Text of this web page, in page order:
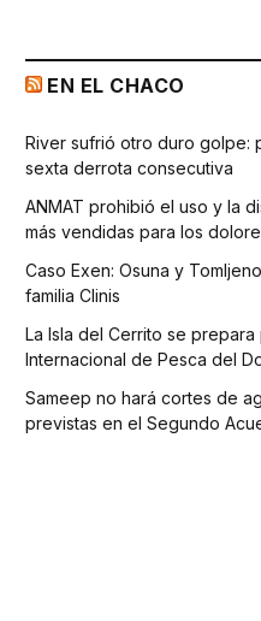
EN EL CHACO
River sufrió otro duro golpe:
sexta derrota consecutiva
ANMAT prohibió el uso y la
más vendidas para los
Caso Exen: Osuna y
familia Clinis
La Isla del Cerrito se prepara
Internacional de Pesca del
Sameep no hará cortes de
previstas en el Segundo